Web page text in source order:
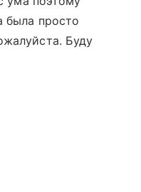
была просто
Буду